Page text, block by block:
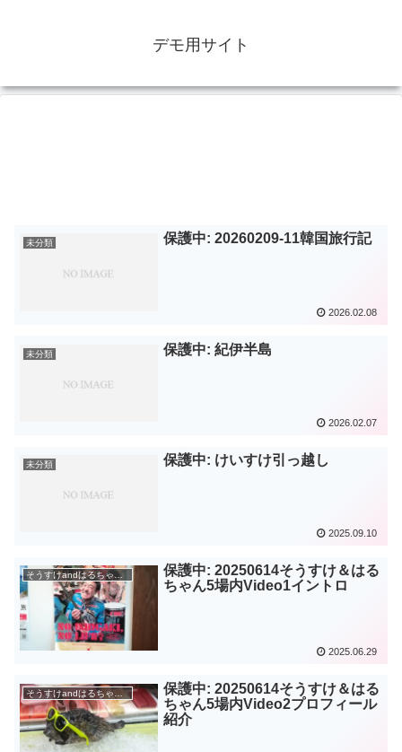
デモ用サイト
未分類 保護中: 20260209-11韓国旅行記
2026.02.08
未分類 保護中: 紀伊半島
2026.02.07
未分類 保護中: けいすけ引っ越し
2025.09.10
そうすけandはるちゃん結婚式
保護中: 20250614そうすけ＆はる
ちゃん5場内Video1イントロ
2025.06.29
保護中: 20250614そうすけ＆はる
ちゃん5場内Video2プロフィール
紹介